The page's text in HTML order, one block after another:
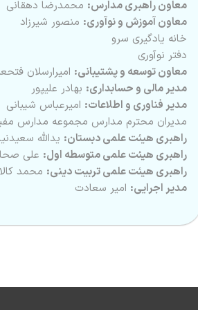
معاون راهبری مدارس: محمدرضا دهقانی
معاون آموزش و نوآوری: منصور شیرزاد
خانه یادگیری سرو
دفتر نوآوری
معاون توسعه و پشتیبانی: امیرارسلان
مدیر مالی و حسابداری: بهادر علیپور
مدیر فناوری و اطلاعات: امیرعباس شیبانی
مدیران محترم مدارس مجموعه مدارس
راهبری هیئت علمی دبستان: یدالله
راهبری هیئت علمی متوسطه اول: علی
راهبری هیئت علمی تربیت دینی: محمد
مدیر اجرایی: امیر سعادت